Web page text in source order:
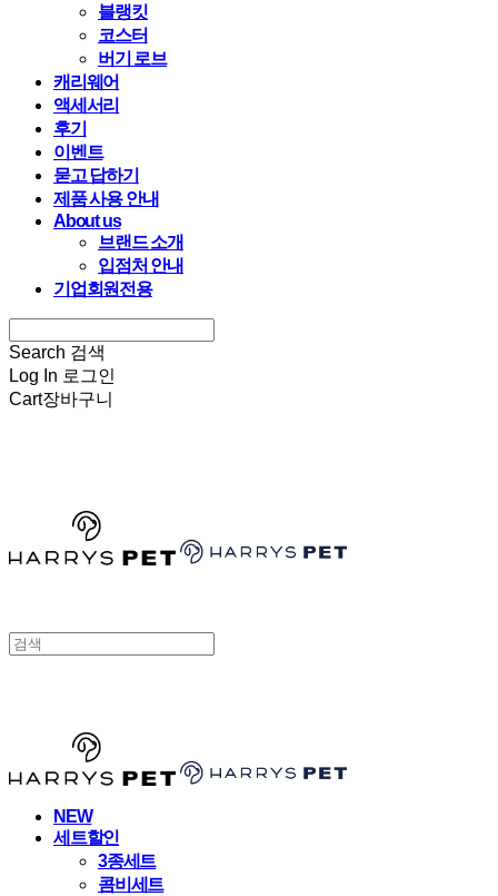
블랭킷
코스터
버기 로브
캐리웨어
액세서리
후기
이벤트
묻고 답하기
제품 사용 안내
About us
브랜드 소개
입점처 안내
기업회원전용
Search 검색
Log In 로그인
Cart장바구니
NEW
세트할인
3종세트
콤비세트